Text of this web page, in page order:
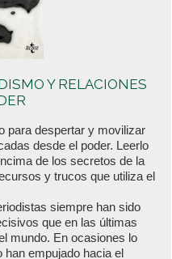
Y RELACIONES
para despertar y movilizar
desde el poder. Leerlo
de los secretos de la
y trucos que utiliza el
siempre han sido
que en las últimas
mundo. En ocasiones lo
han empujado hacia el